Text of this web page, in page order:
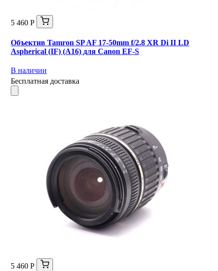
5 460 Р
Объектив Tamron SP AF 17-50mm f/2.8 XR Di II LD
Aspherical (IF) (A16) для Canon EF-S
В наличии
Бесплатная доставка
5 460 Р